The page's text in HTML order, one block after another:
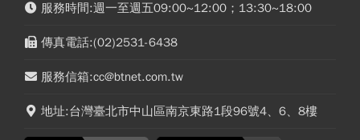
服務時間:週一至週五09:00~12:00；13:30~18:00
傳真電話:(02)2531-6438
服務信箱:cc@btnet.com.tw
地址:台灣臺北市中山區南京東路1段96號4、6、8樓